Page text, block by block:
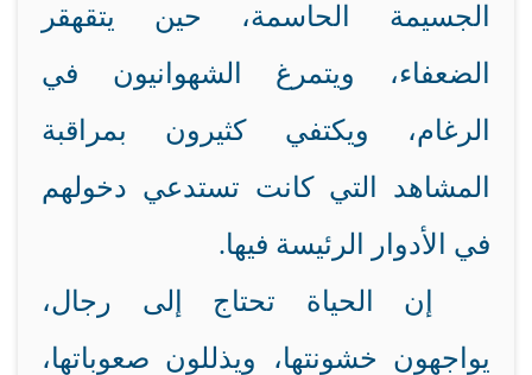
الجسيمة الحاسمة، حين يتقهقر
الضعفاء، ويتمرغ الشهوانيون في
الرغام، ويكتفي كثيرون بمراقبة
المشاهد التي كانت تستدعي دخولهم
في الأدوار الرئيسة فيها.
إن الحياة تحتاج إلى رجال،
يواجهون خشونتها، ويذللون صعوباتها،